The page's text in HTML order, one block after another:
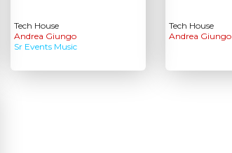
Tech House
Andrea Giungo
Sr Events Music
Tech House
Andrea Giungo